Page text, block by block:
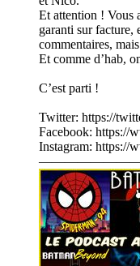
Et attention ! Vous
garanti sur facture,
commentaires,
Et comme d’hab,
C’est parti !
Twitter: https://
Facebook: https://
Instagram: https://